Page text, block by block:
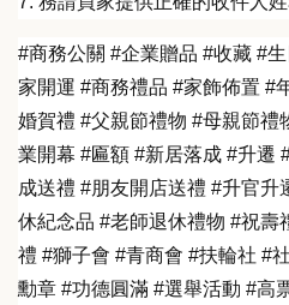
#商務公關 #企業贈品 #收藏 #
家開運 #商務禮品 #家飾佈置 #
婚賀禮 #父親節禮物 #母親節禮
業開幕 #匾額 #新居落成 #升遷
成送禮 #朋友開店送禮 #升官升
休紀念品 #老師退休禮物 #祝壽
禮 #獅子會 #青商會 #扶輪社 #
勳章 #功德圓滿 #選舉活動 #高